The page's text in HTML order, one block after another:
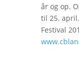
år og op.
til 25.
Festival